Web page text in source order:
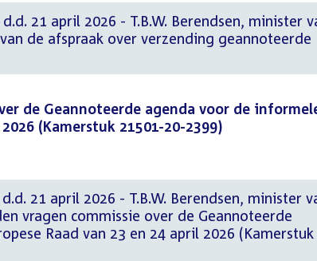
21 april 2026 - T.B.W. Berendsen, minister
de afspraak over verzending geannoteerde
de Geannoteerde agenda voor de
(Kamerstuk 21501-20-2399)
21 april 2026 - T.B.W. Berendsen, minister
vragen commissie over de Geannoteerde
Raad van 23 en 24 april 2026 (Kamerstuk